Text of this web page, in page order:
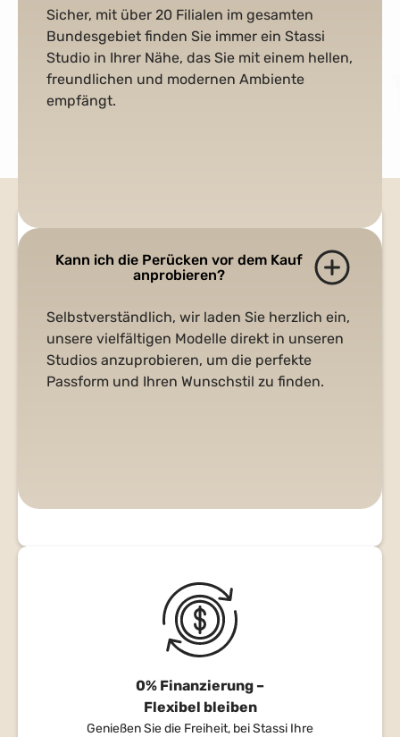
Sicher, mit über 20 Filialen im gesamten
Bundesgebiet finden Sie immer ein Stassi
Studio in Ihrer Nähe, das Sie mit einem hellen,
freundlichen und modernen Ambiente
empfängt.
Kann ich die Perücken vor dem Kauf
anprobieren?
Selbstverständlich, wir laden Sie herzlich ein,
unsere vielfältigen Modelle direkt in unseren
Studios anzuprobieren, um die perfekte
Passform und Ihren Wunschstil zu finden.
Partner Aller Krankenkassen
Bei Stassi stehen wir Ihnen unterstützend zur Seite
– auch finanziell. Als anerkannter Partner aller
0% Finanzierung –
Flexibel bleiben
Genießen Sie die Freiheit, bei Stassi Ihre